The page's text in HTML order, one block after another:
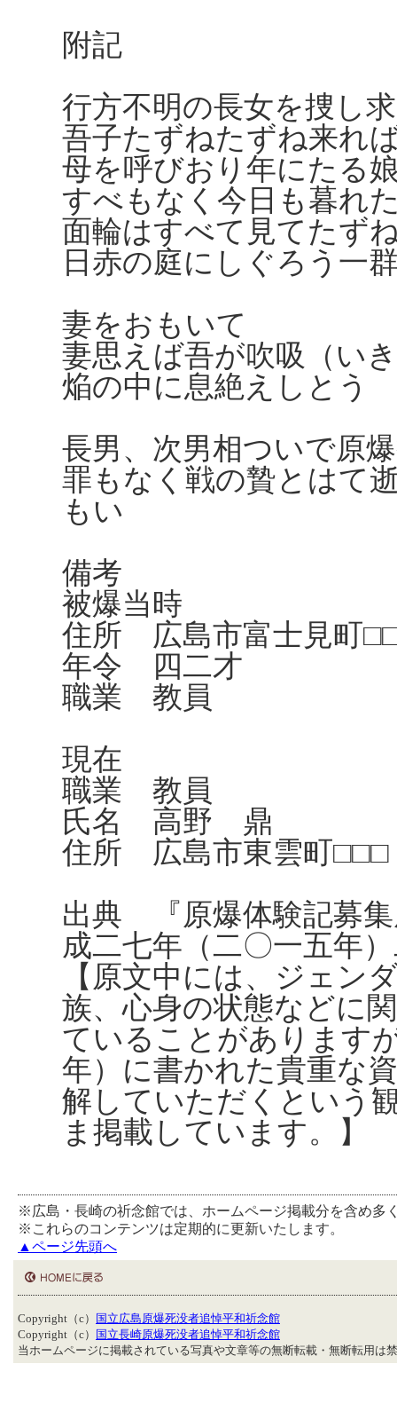
附記
行方不明の長女を捜し
吾子たずねたずね来れ
母を呼びおり年にたる
すべもなく今日も暮れ
面輪はすべて見てたず
日赤の庭にしぐろう一
妻をおもいて
妻思えば吾が吹吸（い
焔の中に息絶えしとう
長男、次男相ついで原
罪もなく戦の贄とはて
もい
備考
被爆当時
住所 広島市富士見町
年令 四二才
職業 教員
現在
職業 教員
氏名 高野 鼎
住所 広島市東雲町
出典 『原爆体験記募
成二七年（二〇一五年
【原文中には、ジェン
族、心身の状態などに
ていることがあります
年）に書かれた貴重な
解していただくという
ま掲載しています。】
※広島・長崎の祈念館では、ホームページ掲載分を含め多
※これらのコンテンツは定期的に更新いたします。
▲ページ先頭へ
Copyright（c）
国立広島原爆死没者追悼平和祈念館
Copyright（c）
国立長崎原爆死没者追悼平和祈念館
当ホームページに掲載されている写真や文章等の無断転載・無断転用は